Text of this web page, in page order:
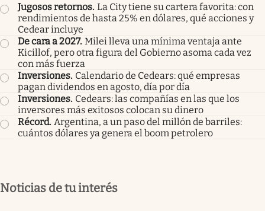
Jugosos retornos. La City tiene su cartera favorita: con
rendimientos de hasta 25% en dólares, qué acciones y
Cedear incluye
De cara a 2027. Milei lleva una mínima ventaja ante
Kicillof, pero otra figura del Gobierno asoma cada vez
con más fuerza
Inversiones. Calendario de Cedears: qué empresas
pagan dividendos en agosto, día por día
Inversiones. Cedears: las compañías en las que los
inversores más exitosos colocan su dinero
Récord. Argentina, a un paso del millón de barriles:
cuántos dólares ya genera el boom petrolero
Noticias de tu interés